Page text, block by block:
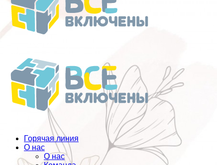
Горячая линия
О нас
О нас